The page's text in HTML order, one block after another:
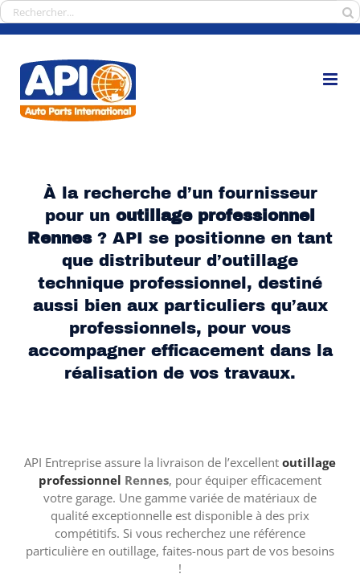
Passer
au
Rechercher:
À la recherche d’un fournisseur
pour un outillage professionnel
Rennes? API se positionne en tant
que distributeur d’outillage
technique professionnel, destiné
aussi bien aux particuliers qu’aux
professionnels, pour vous
accompagner efficacement dans la
réalisation de vos travaux.
API Entreprise assure la livraison de l’excellent outillage
professionnel Rennes, pour équiper efficacement
votre garage. Une gamme variée de matériaux de
qualité exceptionnelle est disponible à des prix
compétitifs. Si vous recherchez une référence
particulière en outillage, faites-nous part de vos besoins
!